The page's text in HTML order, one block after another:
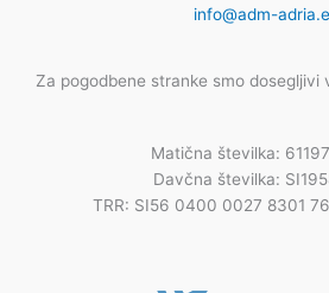
info@adm-
Za pogodbene stranke smo dosegljivi
Matična številka:
Davčna številka:
TRR: SI56 0400 0027 8301